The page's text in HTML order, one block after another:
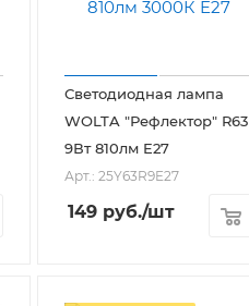
Светодиодная лампа
WOLTA "Рефлектор" R63
9Вт 810лм E27
Арт.: 25Y63R9E27
149 руб./шт